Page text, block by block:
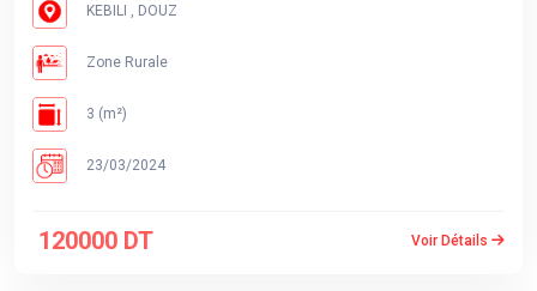
KEBILI , DOUZ
Zone Rurale
3 (m²)
23/03/2024
120000 DT Voir Détails